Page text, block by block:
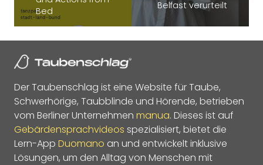
Bed
Belfast verurteilt
Der Taubenschlag ist eine Website für Taube,
Schwerhörige, Taubblinde und Hörende, betrieben
vom Berliner Unternehmen manua. Dieses ist auf
Gebärdensprachvideos spezialisiert, bietet die
Lern-App Duomano an und entwickelt inklusive
Lösungen, um den Alltag von Menschen mit